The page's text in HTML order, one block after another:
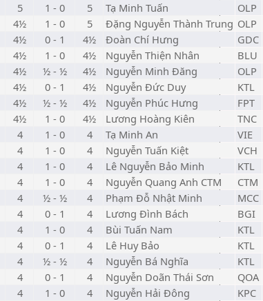
5 1 - 0 5 Tạ Minh Tuấn OLP
4½ 1 - 0 5 Đặng Nguyễn Thành Trung OLP
4½ 0 - 1 4½ Đoàn Chí Hưng GDC
4½ 1 - 0 4½ Nguyễn Thiện Nhân BLU
4½ ½ - ½ 4½ Nguyễn Minh Đăng OLP
4½ 0 - 1 4½ Nguyễn Đức Duy KTL
4½ ½ - ½ 4½ Nguyễn Phúc Hưng FPT
4½ 1 - 0 4½ Lương Hoàng Kiên TNC
4 1 - 0 4 Tạ Minh An VIE
4 1 - 0 4 Nguyễn Tuấn Kiệt VCH
4 1 - 0 4 Lê Nguyễn Bảo Minh KTL
4 1 - 0 4 Nguyễn Quang Anh CTM CTM
4 ½ - ½ 4 Phạm Đỗ Nhật Minh MCC
4 0 - 1 4 Lương Đình Bách BGI
4 1 - 0 4 Bùi Tuấn Nam KTL
4 0 - 1 4 Lê Huy Bảo KTL
4 ½ - ½ 4 Nguyễn Bá Nghĩa KTL
4 0 - 1 4 Nguyễn Doãn Thái Sơn QOA
4 1 - 0 4 Nguyễn Hải Đông KPC